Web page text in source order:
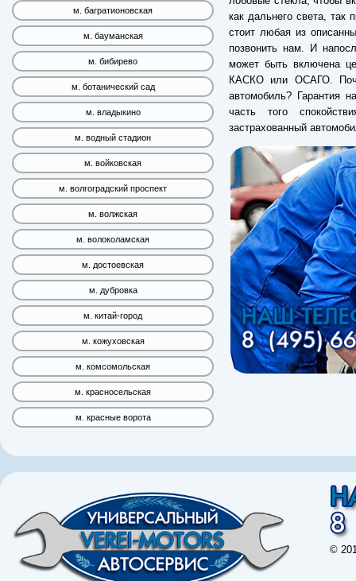
м. багратионовская
м. бауманская
м. бибирево
м. ботанический сад
м. владыкино
м. водный стадион
м. войковская
м. волгоградский проспект
м. волжская
м. волоколамская
м. достоевская
м. дубровка
м. китай-город
м. кожуховская
м. комсомольская
м. красносельская
м. красные ворота
как дальнего света, так
стоит любая из
позвонить нам. И
может быть включена
КАСКО или ОСАГО.
автомобиль? Гарантия
часть того
застрахованный
©